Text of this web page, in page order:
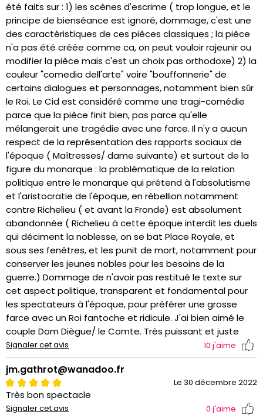
été faits sur : 1) les scènes d'escrime ( trop longue, et le
principe de bienséance est ignoré, dommage, c'est une
des caractéristiques de ces pièces classiques ; la pièce
n'a pas été créée comme ca, on peut vouloir rajeunir ou
modifier la pièce mais c'est un choix pas orthodoxe) 2) la
couleur "comedia dell'arte" voire "bouffonnerie" de
certains dialogues et personnages, notamment bien sûr
le Roi. Le Cid est considéré comme une tragi-comédie
parce que la pièce finit bien, pas parce qu'elle
mélangerait une tragédie avec une farce. Il n'y a aucun
respect de la représentation des rapports sociaux de
l'époque ( Maîtresses/ dame suivante) et surtout de la
figure du monarque : la problématique de la relation
politique entre le monarque qui prétend à l'absolutisme
et l'aristocratie de l'époque, en rébellion notamment
contre Richelieu ( et avant la Fronde) est absolument
abandonnée ( Richelieu à cette époque interdit les duels
qui déciment la noblesse, on se bat Place Royale, et
sous ses fenêtres, et les punit de mort, notamment pour
conserver les jeunes nobles pour les besoins de la
guerre.) Dommage de n'avoir pas restitué le texte sur
cet aspect politique, transparent et fondamental pour
les spectateurs à l'époque, pour préférer une grosse
farce avec un Roi fantoche et ridicule. J'ai bien aimé le
couple Dom Diègue/ le Comte. Très puissant et juste
Signaler cet avis 10 j'aime
jm.gathrot@wanadoo.fr
Le 30 décembre 2022
Très bon spectacle
Signaler cet avis 0 j'aime